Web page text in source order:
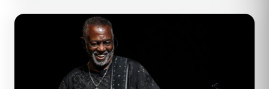
Kool and the Gang